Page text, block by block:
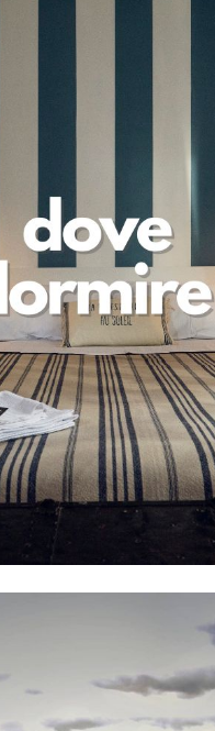
Chatta con noi per più info